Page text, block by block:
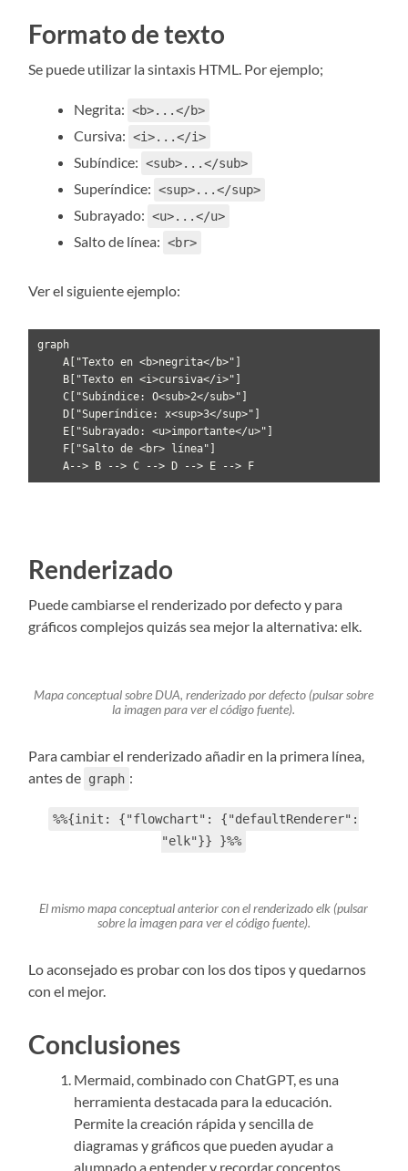
Formato de texto
Se puede utilizar la sintaxis HTML. Por ejemplo;
Negrita: <b>...</b>
Cursiva: <i>...</i>
Subíndice: <sub>...</sub>
Superíndice: <sup>...</sup>
Subrayado: <u>...</u>
Salto de línea: <br>
Ver el siguiente ejemplo:
graph
    A--> B --> C --> D --> E --> F
Renderizado
Puede cambiarse el renderizado por defecto y para
gráficos complejos quizás sea mejor la alternativa: elk.
Mapa conceptual sobre DUA, renderizado por defecto (pulsar sobre
la imagen para ver el código fuente).
Para cambiar el renderizado añadir en la primera línea,
antes de graph :
%%{init: {"flowchart": {"defaultRenderer":
"elk"}} }%%
El mismo mapa conceptual anterior con el renderizado elk (pulsar
sobre la imagen para ver el código fuente).
Lo aconsejado es probar con los dos tipos y quedarnos
con el mejor.
Conclusiones
Mermaid, combinado con ChatGPT, es una
herramienta destacada para la educación.
Permite la creación rápida y sencilla de
diagramas y gráficos que pueden ayudar a
alumnado a entender y recordar conceptos